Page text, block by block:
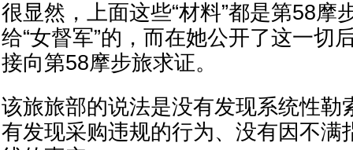
很显然，上面这些“材料”都是第58摩
给“女督军”的，而在她公开了这一切
接向第58摩步旅求证。
该旅旅部的说法是没有发现系统性勒
有发现采购违规的行为、没有因不满